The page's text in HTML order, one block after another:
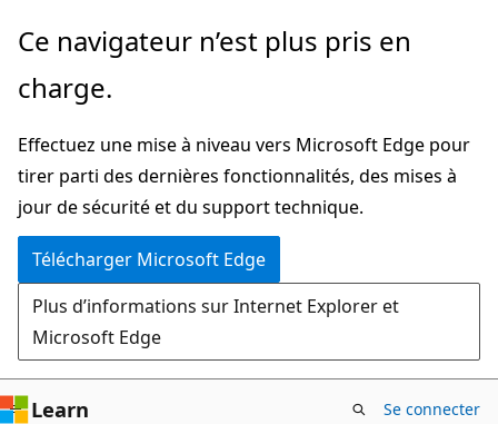
Passer
directement
au
principal
Ce navigateur n’est plus pris en
charge.
Effectuez une mise à niveau vers Microsoft Edge pour
tirer parti des dernières fonctionnalités, des mises à
jour de sécurité et du support technique.
Télécharger Microsoft Edge
Plus d’informations sur Internet Explorer et
Microsoft Edge
Learn Se connecter